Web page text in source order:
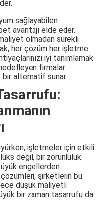
sağlayabilen
avantajı elde eder.
olmadan sürekli
her çözüm her işletme
iyi tanımlamak
firmalar
alternatif sunar.
işletmeler için etkili
değil, bir zorunluluk.
engellerden
çözümleri, şirketlerin bu
düşük maliyetli
bir zaman tasarrufu da